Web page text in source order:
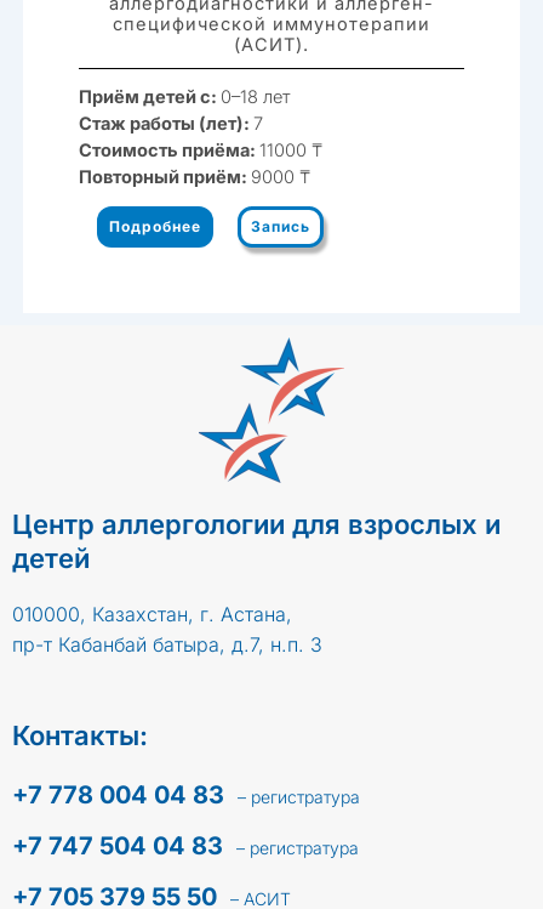
специфической иммунотерапии
(АСИТ).
Приём детей с: 0–18 лет
Стаж работы (лет): 7
Стоимость приёма: 11000 ₸
Повторный приём: 9000 ₸
Подробнее Запись
Центр аллергологии для взрослых и
детей
010000, Казахстан, г. Астана,
пр-т Кабанбай батыра, д.7, н.п. 3
Контакты:
+7 778 004 04 83 – регистратура
+7 747 504 04 83 – регистратура
+7 705 379 55 50 – АСИТ